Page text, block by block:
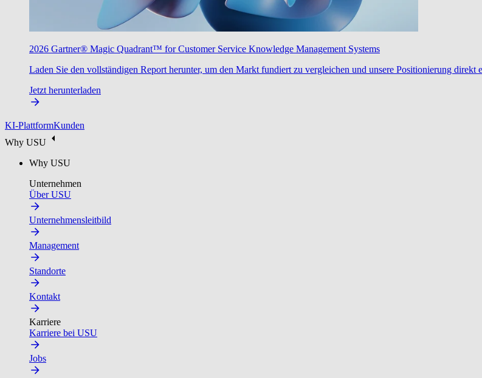
2026 Gartner® Magic Quadrant™ for Customer Service Knowledge Management Systems
Laden Sie den vollständigen Report herunter, um den Markt fundiert zu vergleichen und unsere Positionierung direkt
Jetzt herunterladen
KI-PlattformKunden
Why USU
Why USU
Unternehmen
Über USU
Unternehmensleitbild
Management
Standorte
Kontakt
Karriere
Karriere bei USU
Jobs